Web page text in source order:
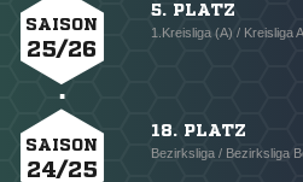
SAISON
25/26
5. PLATZ
1.Kreisliga (A) / Kreisliga
SAISON
24/25
18. PLATZ
Bezirksliga / Bezirksliga